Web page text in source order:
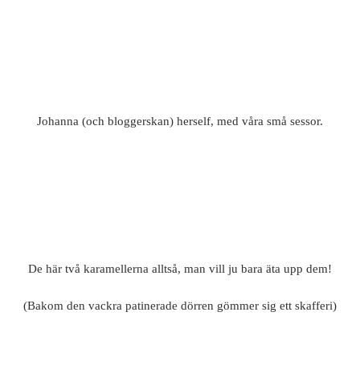
Johanna (och bloggerskan) herself, med våra små sessor.
De här två karamellerna alltså, man vill ju bara äta upp dem!
(Bakom den vackra patinerade dörren gömmer sig ett skafferi)